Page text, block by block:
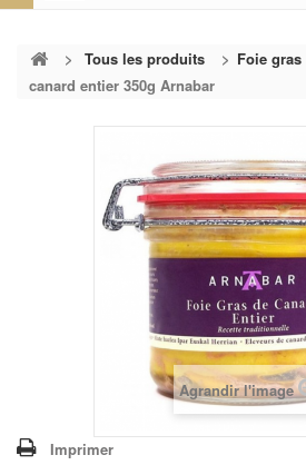
ACCUEIL
> Tous les produits > Foie gras
canard entier 350g Arnabar
Agrandir l'image
Imprimer